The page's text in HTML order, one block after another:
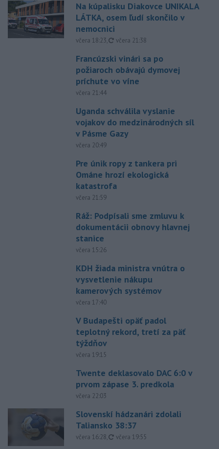
Na kúpalisku Diakovce UNIKALA
LÁTKA, osem ľudí skončilo v
nemocnici
včera 18:23, aktualizované
včera 21:38
Francúzski vinári sa po
požiaroch obávajú dymovej
príchute vo víne
včera 21:44
Uganda schválila vyslanie
vojakov do medzinárodných síl
v Pásme Gazy
včera 20:49
Pre únik ropy z tankera pri
Ománe hrozí ekologická
katastrofa
včera 21:59
Ráž: Podpísali sme zmluvu k
dokumentácii obnovy hlavnej
stanice
včera 15:26
KDH žiada ministra vnútra o
vysvetlenie nákupu
kamerových systémov
včera 17:40
V Budapešti opäť padol
teplotný rekord, tretí za päť
týždňov
včera 19:15
Twente deklasovalo DAC 6:0 v
prvom zápase 3. predkola
včera 22:03
Slovenskí hádzanári zdolali
Taliansko 38:37
včera 16:28, aktualizované
včera 19:55